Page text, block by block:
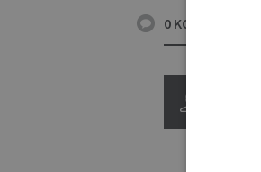
0 KOMENTĀRI